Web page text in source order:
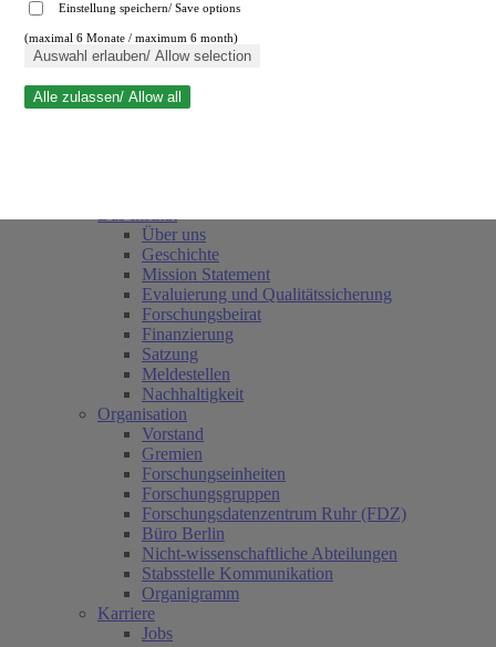
Suche schließen
Über uns
Geschichte
Mission Statement
Evaluierung und Qualitätssicherung
Forschungsbeirat
Finanzierung
Satzung
Meldestellen
Nachhaltigkeit
Organisation
Vorstand
Gremien
Forschungseinheiten
Forschungsgruppen
Forschungsdatenzentrum Ruhr (FDZ)
Büro Berlin
Nicht-wissenschaftliche Abteilungen
Stabsstelle Kommunikation
Organigramm
Karriere
Jobs
Einstellung speichern/ Save options
(maximal 6 Monate / maximum 6 month)
Auswahl erlauben/ Allow selection
Alle zulassen/ Allow all